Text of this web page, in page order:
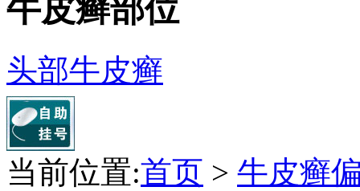
牛皮癣部位
头部牛皮癣
当前位置:首页 > 牛皮癣